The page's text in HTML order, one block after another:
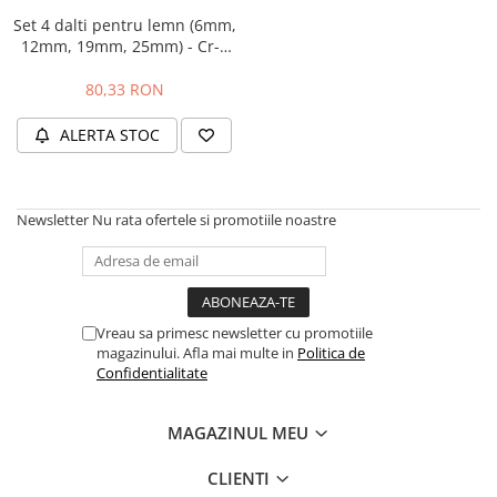
Hidrofoare
Motopompe
Pompe de suprafata
Pompe de transfer combustibil,
ulei, lichide alimentare
Pompe submersibile apa
murdara/menajera
Rezervoare din polietilena
Suflante frunze
Tocatoare crengi si furaje
Set 4 dalti pentru lemn (6mm,
12mm, 19mm, 25mm) - Cr-V
80,33 RON
ALERTA STOC
Newsletter Nu rata ofertele si promotiile noastre
Vreau sa primesc newsletter cu promotiile
magazinului. Afla mai multe in Politica de
Confidentialitate
MAGAZINUL MEU
CLIENTI